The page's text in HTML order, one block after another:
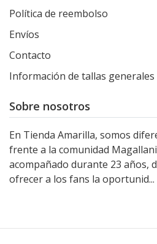
Política de reembolso
Envíos
Contacto
Información de tallas generales
Sobre nosotros
En Tienda Amarilla, somos
frente a la comunidad
acompañado durante 23 años,
ofrecer a los fans la oportunid...